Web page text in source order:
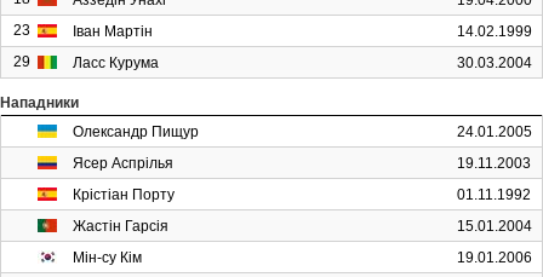
23
Іван Мартін
14.02.1999
29
Ласс Курума 30.03.2004
Нападники
Олександр Пищур
24.01.2005
Ясер Аспрілья
19.11.2003
Крістіан Порту
01.11.1992
Жастін Гарсія
15.01.2004
Мін-су Кім
19.01.2006